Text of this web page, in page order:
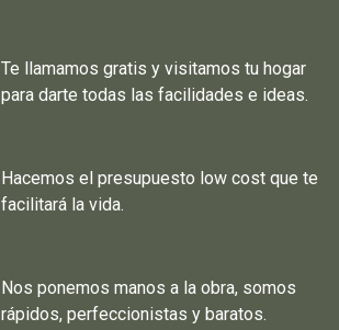
Te llamamos gratis y visitamos tu hogar
para darte todas las facilidades e ideas.
Hacemos el presupuesto low cost que te
facilitará la vida.
Nos ponemos manos a la obra, somos
rápidos, perfeccionistas y baratos.